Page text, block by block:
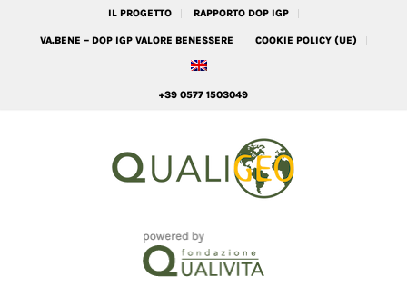
IL PROGETTO RAPPORTO DOP IGP
VA.BENE – DOP IGP VALORE BENESSERE COOKIE POLICY (UE)
+39 0577 1503049